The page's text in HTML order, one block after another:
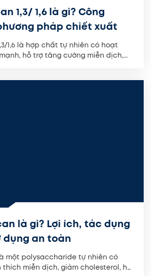
1,3/ 1,6 là gì? Công
pháp chiết xuất
1,6 là hợp chất tự nhiên có hoạt
hỗ trợ tăng cường miễn dịch,...
là gì? Lợi ích, tác dụng
dụng an toàn
một polysaccharide tự nhiên có
miễn dịch, giảm cholesterol, hỗ